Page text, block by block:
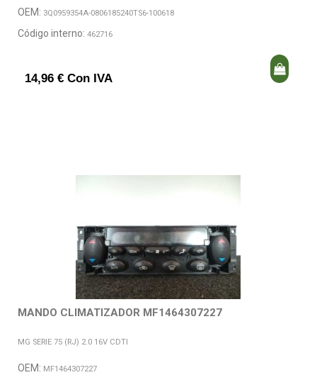
OEM: 3Q0959354A-0806185240TS6-100618
Código interno: 462716
14,96 € Con IVA
MANDO CLIMATIZADOR MF1464307227
MG SERIE 75 (RJ) 2.0 16V CDTI
OEM: MF1464307227